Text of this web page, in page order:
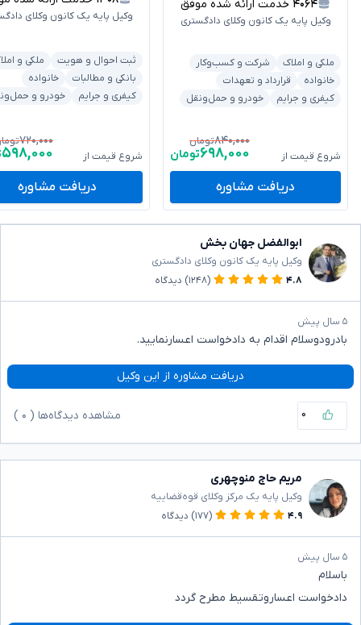
۴۰۶۴ خدمت ارائه شده موفق
وکیل پایه یک کانون وکلای دادگستری
ملکی و املاک
شرکت و کسب‌وکار
خانواده
قرارداد و تعهدات
کیفری و جرایم
خودرو و حمل‌ونقل
شروع قیمت از
۸۴۰,۰۰۰تومان
۶۹۸,۰۰۰تومان
دریافت مشاوره
وکیل پایه یک کانون وکلای
ثبت احوال و هویت
ملکی و
بانکی و مطالبات
خانواده
کیفری و جرایم
خودرو و
شروع قیمت از
۷۲۰,۰۰۰
۵۹۸,۰۰۰
دریافت مشاوره
ابوالفضل جهان بخش
وکیل پایه یک کانون وکلای دادگستری
۴.۸
(۱۲۴۸) دیدگاه
۵ سال پیش
بادرودوسلام اقدام به دادخواست اعسارنمایید.
دریافت مشاوره از این وکیل
۰ مشاهده دیدگاه‌ها ( ۰
مریم حاج منوچهری
وکیل پایه یک مرکز وکلای قوه‌قضاییه
۴.۹
(۱۷۷) دیدگاه
۵ سال پیش
باسلام
دادخواست اعساروتقسیط مطرح گردد